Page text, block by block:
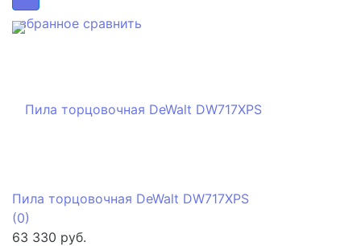
избранное сравнить
Пила торцовочная DeWalt DW717XPS
(0)
63 330 руб.